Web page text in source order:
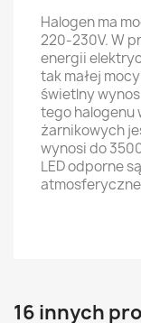
Halogen ma
220-230V. W
energii
tak małej
świetlny
tego halogenu
żarnikowych
wynosi do
LED odporne
16 innych